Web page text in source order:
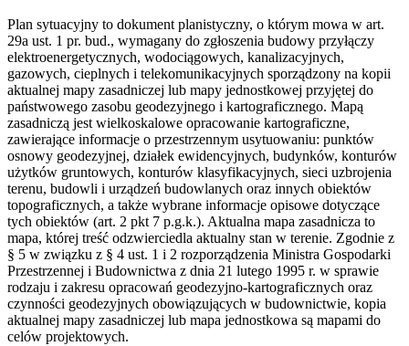
Plan sytuacyjny to dokument planistyczny, o którym mowa w art.
29a ust. 1 pr. bud., wymagany do zgłoszenia budowy przyłączy
elektroenergetycznych, wodociągowych, kanalizacyjnych,
gazowych, cieplnych i telekomunikacyjnych sporządzony na kopii
aktualnej mapy zasadniczej lub mapy jednostkowej przyjętej do
państwowego zasobu geodezyjnego i kartograficznego. Mapą
zasadniczą jest wielkoskalowe opracowanie kartograficzne,
zawierające informacje o przestrzennym usytuowaniu: punktów
osnowy geodezyjnej, działek ewidencyjnych, budynków, konturów
użytków gruntowych, konturów klasyfikacyjnych, sieci uzbrojenia
terenu, budowli i urządzeń budowlanych oraz innych obiektów
topograficznych, a także wybrane informacje opisowe dotyczące
tych obiektów (art. 2 pkt 7 p.g.k.). Aktualna mapa zasadnicza to
mapa, której treść odzwierciedla aktualny stan w terenie. Zgodnie z
§ 5 w związku z § 4 ust. 1 i 2 rozporządzenia Ministra Gospodarki
Przestrzennej i Budownictwa z dnia 21 lutego 1995 r. w sprawie
rodzaju i zakresu opracowań geodezyjno-kartograficznych oraz
czynności geodezyjnych obowiązujących w budownictwie, kopia
aktualnej mapy zasadniczej lub mapa jednostkowa są mapami do
celów projektowych.